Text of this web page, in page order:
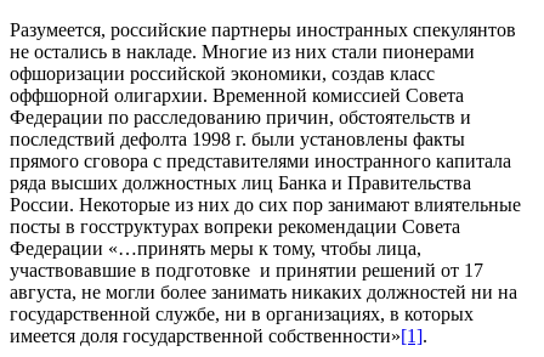
Разумеется, российские партнеры иностранных спекулянтов
не остались в накладе. Многие из них стали пионерами
офшоризации российской экономики, создав класс
оффшорной олигархии. Временной комиссией Совета
Федерации по расследованию причин, обстоятельств и
последствий дефолта 1998 г. были установлены факты
прямого сговора с представителями иностранного капитала
ряда высших должностных лиц Банка и Правительства
России. Некоторые из них до сих пор занимают влиятельные
посты в госструктурах вопреки рекомендации Совета
Федерации «…принять меры к тому, чтобы лица,
участвовавшие в подготовке и принятии решений от 17
августа, не могли более занимать никаких должностей ни на
государственной службе, ни в организациях, в которых
имеется доля государственной собственности»[1].